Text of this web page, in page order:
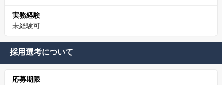
実務経験
未経験可
採用選考について
応募期限